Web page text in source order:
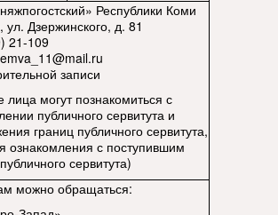
Республики Коми
Дзержинского, д. 81
21-109
emva_11@mail.ru
записи
могут познакомиться с
публичного сервитута и
границ публичного сервитута,
ознакомления с поступившим
сервитута)
можно обращаться: